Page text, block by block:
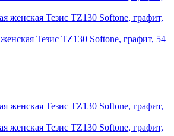
Тезис TZ130 Softone, графит, 54